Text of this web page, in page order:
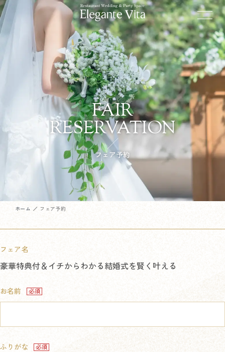
FAIR
RESERVATION
フェア予約
ホーム フェア予約
フェア名
豪華特典付＆イチからわかる結婚式を賢く叶える
お名前
ふりがな